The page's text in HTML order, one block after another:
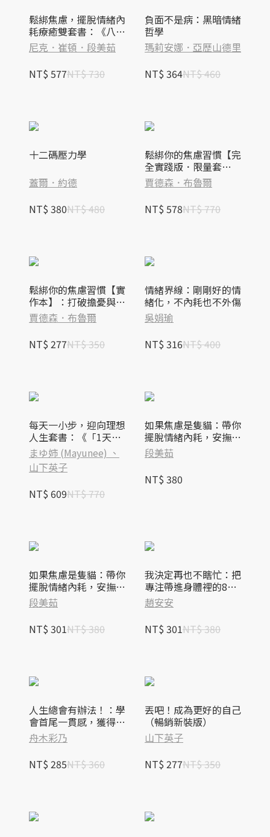
鬆綁焦慮，擺脫情緒內
耗療癒雙套書：《八成
是你想太多》＋《如果
焦慮是隻貓》
尼克．崔頓．段美茹
NT$ 577NT$ 730
負面不是病：黑暗情緒
哲學
瑪莉安娜．亞歷山德里
NT$ 364NT$ 460
十二碼壓力學
蓋爾．約德
NT$ 380NT$ 480
鬆綁你的焦慮習慣【完
全實踐版．限量套
書】：單書＋實作本
賈德森．布魯爾
NT$ 578NT$ 770
鬆綁你的焦慮習慣【實
作本】：打破擔憂與恐
懼迴圈的引導練習
賈德森．布魯爾
NT$ 277NT$ 350
情緒界線：剛剛好的情
緒化，不內耗也不外傷
吳娟瑜
NT$ 316NT$ 400
每天一小步，迎向理想
人生套書：《「1天1
件事」改變人生》＋
《丟吧！成為更好的自
己》
まゆ姉 (Mayunee) 、
山下英子
NT$ 609NT$ 770
如果焦慮是隻貓：帶你
擺脫情緒內耗，安撫內
心的焦慮貓【首刷限量
加贈 貓咪語錄書籤乙
組】
段美茹
NT$ 380
如果焦慮是隻貓：帶你
擺脫情緒內耗，安撫內
心的焦慮貓
段美茹
NT$ 301NT$ 380
我決定再也不瞎忙：把
專注帶進身體裡的8週
正念計畫，創造力、效
率全面提升！
趙安安
NT$ 301NT$ 380
人生總會有辦法！：學
會首尾一貫感，獲得讓
生活更自在的壓力應對
能力
舟木彩乃
NT$ 285NT$ 360
丟吧！成為更好的自己
（暢銷新裝版）
山下英子
NT$ 277NT$ 350